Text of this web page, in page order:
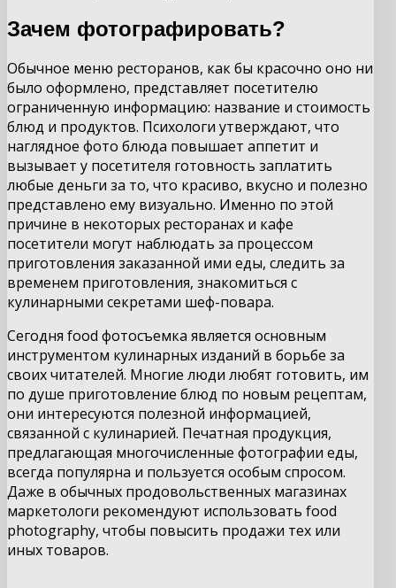
Зачем фотографировать?
Обычное меню ресторанов, как бы красочно оно ни
было оформлено, представляет посетителю
ограниченную информацию: название и стоимость
блюд и продуктов. Психологи утверждают, что
наглядное фото блюда повышает аппетит и
вызывает у посетителя готовность заплатить
любые деньги за то, что красиво, вкусно и полезно
представлено ему визуально. Именно по этой
причине в некоторых ресторанах и кафе
посетители могут наблюдать за процессом
приготовления заказанной ими еды, следить за
временем приготовления, знакомиться с
кулинарными секретами шеф-повара.
Сегодня food фотосъемка является основным
инструментом кулинарных изданий в борьбе за
своих читателей. Многие люди любят готовить, им
по душе приготовление блюд по новым рецептам,
они интересуются полезной информацией,
связанной с кулинарией. Печатная продукция,
предлагающая многочисленные фотографии еды,
всегда популярна и пользуется особым спросом.
Даже в обычных продовольственных магазинах
маркетологи рекомендуют использовать food
photography, чтобы повысить продажи тех или
иных товаров.